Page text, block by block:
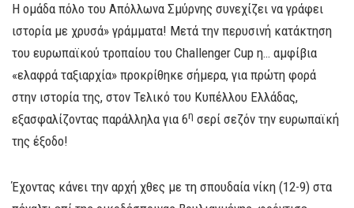
Η ομάδα πόλο του Απόλλωνα Σμύρνης συνεχίζει να γράφει
ιστορία με χρυσά» γράμματα! Μετά την περυσινή κατάκτηση
του ευρωπαϊκού τροπαίου του Challenger Cup η… αμφίβια
«ελαφρά ταξιαρχία» προκρίθηκε σήμερα, για πρώτη φορά
στην ιστορία της, στον Τελικό του Κυπέλλου Ελλάδας,
εξασφαλίζοντας παράλληλα για 6η σερί σεζόν την ευρωπαϊκή
της έξοδο!
Έχοντας κάνει την αρχή χθες με τη σπουδαία νίκη (12-9) στα